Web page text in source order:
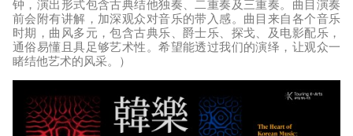
钟，演出形式包含古典结他独奏、二重奏及三重奏。曲目演奏
前会附有讲解，加深观众对音乐的带入感。曲目来自各个音乐
时期，曲风多元，包含古典乐、爵士乐、探戈、及电影配乐，
通俗易懂且具足够艺术性。希望能透过我们的演绎，让观众一
睹结他艺术的风采。）